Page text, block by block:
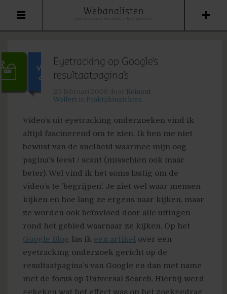
Webanalisten
Eyetracking op Google’s
resultaatpagina’s
Reinout
Wolfert
Praktijkinzichten
Video’s uit eyetracking onderzoeken vind ik
altijd fascinerend om te zien. Ik ben me niet
bewust van de snelheid waarmee mijn oog
pagina’s leest / scant (misschien ook maar
beter). Wel vind ik het soms lastig om de
video’s te ‘begrijpen’. Je ziet wel waar mensen
kijken en hoe lang ze ergens naar kijken, maar
ze worden ook beïnvloed door alle uitingen
rond het gebied waarnaar ze kijken. Op het
Google Blog las ik een artikel over een
eyetracking onderzoek gericht op de
resultaatpagina’s van Google en dan met name
met de focus op Universal Search. Hierbij werd
gekeken wat het effect was op het zoekgedrag